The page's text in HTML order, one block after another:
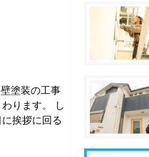
塗装の工事
ります。 し
挨拶に回る